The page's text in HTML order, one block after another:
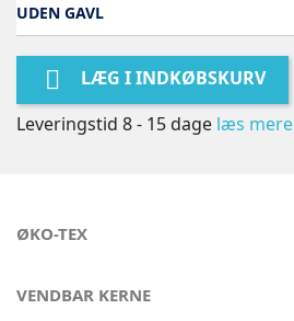
UDEN GAVL
 LÆG I INDKØBSKURV
Leveringstid 8 - 15 dage læs mere
ØKO-TEX
VENDBAR KERNE